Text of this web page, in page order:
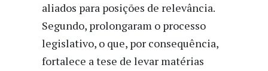
aliados para posições de relevância.
Segundo, prolongaram o processo
legislativo, o que, por consequência,
fortalece a tese de levar matérias